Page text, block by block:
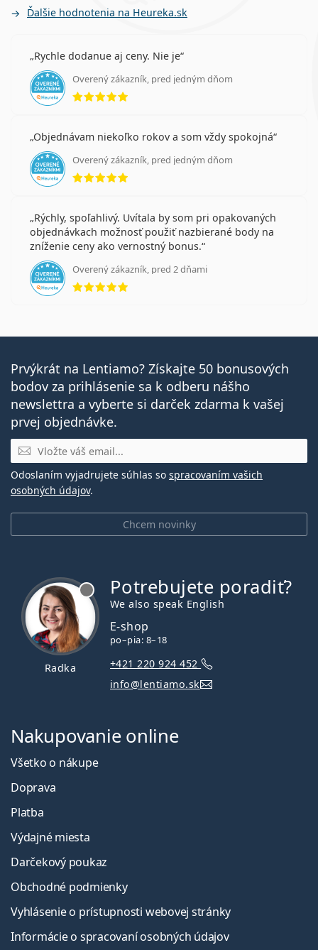
Ďalšie hodnotenia na Heureka.sk
Rychle dodanue aj ceny. Nie je
Overený zákazník, pred jedným dňom
hodnotenie 5 z 5
Objednávam niekoľko rokov a som vždy spokojná
Overený zákazník, pred jedným dňom
hodnotenie 5 z 5
Rýchly, spoľahlivý. Uvítala by som pri opakovaných
objednávkach možnosť použiť nazbierané body na
zníženie ceny ako vernostný bonus.
Overený zákazník, pred 2 dňami
hodnotenie 5 z 5
Prvýkrát na Lentiamo? Získajte 50 bonusových
bodov za prihlásenie sa k odberu nášho
newslettra a vyberte si darček zdarma k vašej
prvej objednávke.
E-mail
Chcem novinky
Odoslaním vyjadrujete súhlas so spracovaním vašich
osobných údajov.
Radka
Potrebujete poradiť?
We also speak English
E-shop
po–pia: 8–18
+421 220 924 452
info@lentiamo.sk
Nakupovanie online
Všetko o nákupe
Doprava
Platba
Výdajné miesta
Darčekový poukaz
Obchodné podmienky
Vyhlásenie o prístupnosti webovej stránky
Informácie o spracovaní osobných údajov